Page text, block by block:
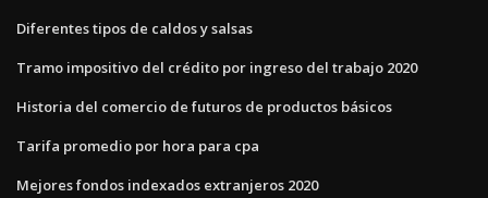
Diferentes tipos de caldos y salsas
Tramo impositivo del crédito por ingreso del trabajo 2020
Historia del comercio de futuros de productos básicos
Tarifa promedio por hora para cpa
Mejores fondos indexados extranjeros 2020